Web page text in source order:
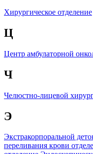
Хирургическое отделение
Ц
Центр амбулаторной
Ч
Челюстно-лицевой
Э
Экстракорпоральной
переливания крови